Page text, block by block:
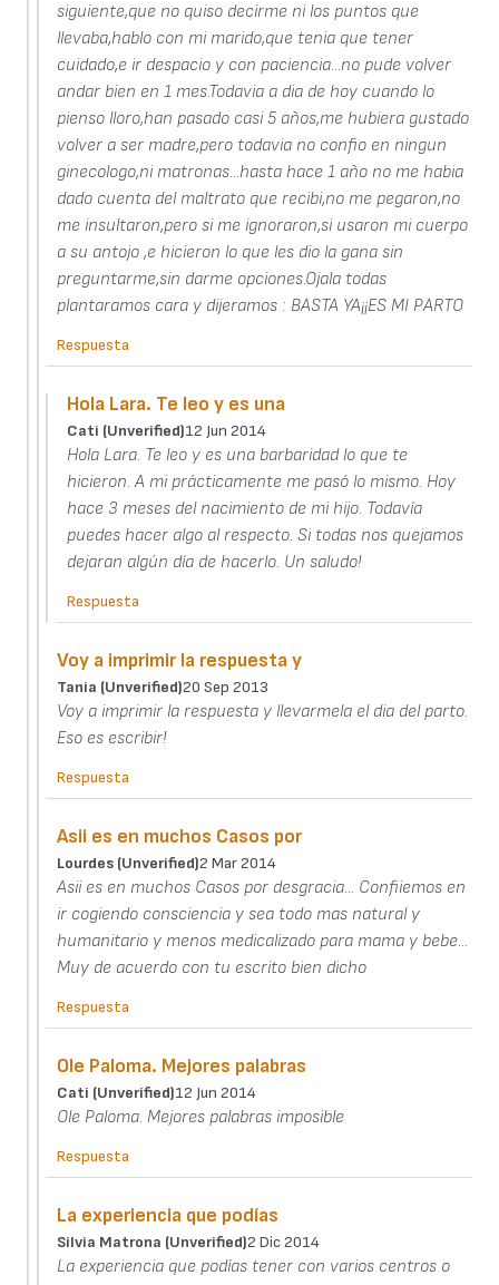
siguiente,que no quiso decirme ni los puntos que
llevaba,hablo con mi marido,que tenia que tener
cuidado,e ir despacio y con paciencia...no pude volver
andar bien en 1 mes.Todavia a dia de hoy cuando lo
pienso lloro,han pasado casi 5 años,me hubiera gustado
volver a ser madre,pero todavia no confio en ningun
ginecologo,ni matronas...hasta hace 1 año no me habia
dado cuenta del maltrato que recibi,no me pegaron,no
me insultaron,pero si me ignoraron,si usaron mi cuerpo
a su antojo ,e hicieron lo que les dio la gana sin
preguntarme,sin darme opciones.Ojala todas
plantaramos cara y dijeramos : BASTA YA¡¡ES MI PARTO
Respuesta
Hola Lara. Te leo y es una
Cati (unverified)12 Jun 2014
Hola Lara. Te leo y es una barbaridad lo que te
hicieron. A mi prácticamente me pasó lo mismo. Hoy
hace 3 meses del nacimiento de mi hijo. Todavía
puedes hacer algo al respecto. Si todas nos quejamos
dejaran algún día de hacerlo. Un saludo!
Respuesta
Voy a imprimir la respuesta y
Tania (unverified)20 Sep 2013
Voy a imprimir la respuesta y llevarmela el dia del parto.
Eso es escribir!
Respuesta
Asii es en muchos Casos por
Lourdes (unverified)2 Mar 2014
Asii es en muchos Casos por desgracia... Confiiemos en
ir cogiendo consciencia y sea todo mas natural y
humanitario y menos medicalizado para mama y bebe...
Muy de acuerdo con tu escrito bien dicho
Respuesta
Ole Paloma. Mejores palabras
Cati (unverified)12 Jun 2014
Ole Paloma. Mejores palabras imposible
Respuesta
La experiencia que podías
Silvia Matrona (unverified)2 Dic 2014
La experiencia que podías tener con varios centros o